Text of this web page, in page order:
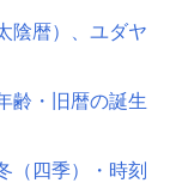
陰暦）、ユダヤ
齢・旧暦の誕生
（四季）・時刻